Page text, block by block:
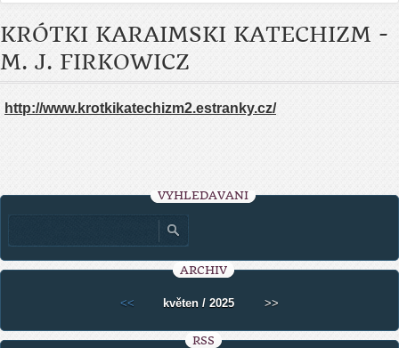
KRÓTKI KARAIMSKI KATECHIZM -
M. J. FIRKOWICZ
http://www.krotkikatechizm2.estranky.cz/
VYHLEDÁVÁNÍ
ARCHIV
<< květen / 2025 >>
RSS